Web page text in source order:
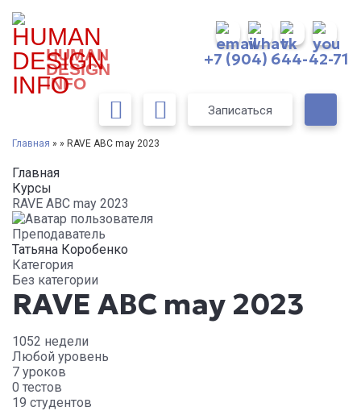
HUMAN
DESIGN
INFO
+7 (904) 644-42-71
Записаться
Главная » » RAVE ABC may 2023
Главная
Курсы
RAVE ABC may 2023
Преподаватель
Татьяна Коробенко
Категория
Без категории
RAVE ABC may 2023
1052 недели
Любой уровень
7 уроков
0 тестов
19 студентов